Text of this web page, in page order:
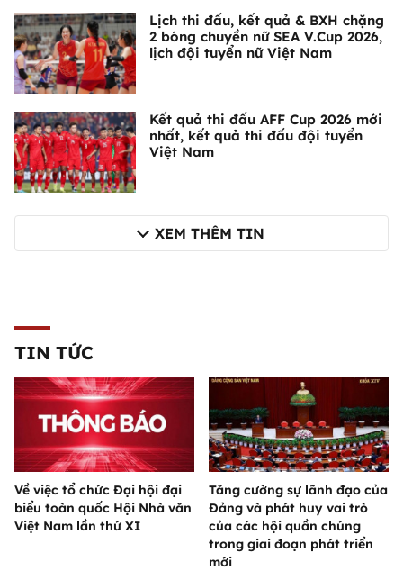
Lịch thi đấu, kết quả & BXH chặng
2 bóng chuyền nữ SEA V.Cup 2026,
lịch đội tuyển nữ Việt Nam
Kết quả thi đấu AFF Cup 2026 mới
nhất, kết quả thi đấu đội tuyển
Việt Nam
XEM THÊM TIN
TIN TỨC
Về việc tổ chức Đại hội đại
biểu toàn quốc Hội Nhà văn
Việt Nam lần thứ XI
Tăng cường sự lãnh đạo của
Đảng và phát huy vai trò
của các hội quần chúng
trong giai đoạn phát triển
mới